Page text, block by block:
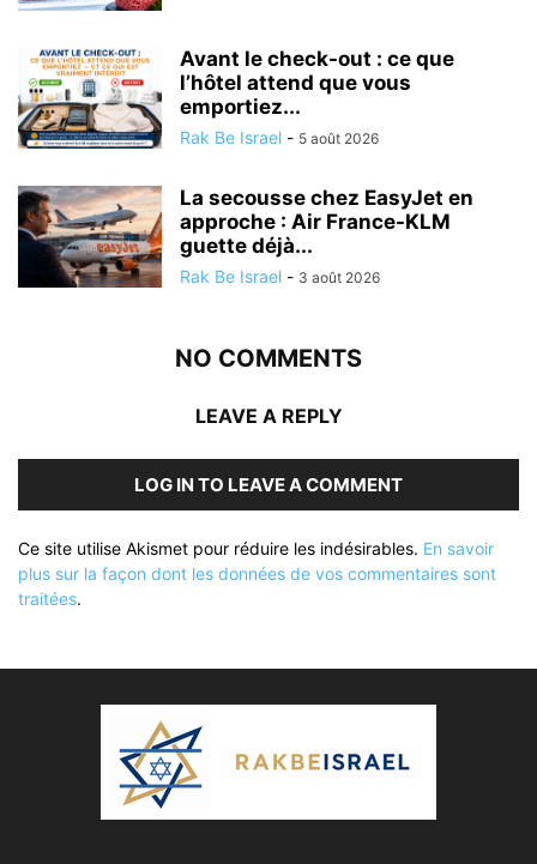
Avant le check-out : ce que
l’hôtel attend que vous
emportiez...
Rak Be Israel - 5 août 2026
La secousse chez EasyJet en
approche : Air France-KLM
guette déjà...
Rak Be Israel - 3 août 2026
NO COMMENTS
LEAVE A REPLY
LOG IN TO LEAVE A COMMENT
Ce site utilise Akismet pour réduire les indésirables. En savoir
plus sur la façon dont les données de vos commentaires sont
traitées.